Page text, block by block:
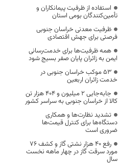
استفاده از ظرفیت پیمانکاران و
تأمین‌کنندگان بومی استان
ظرفیت معدنی خراسان جنوبی
فرصتی برای جهش اقتصادی
همه ظرفیت‌ها برای خدمت‌رسانی
ایمن به زائران پایان صفر بسیج شود
53 موکب خراسان جنوبی در
خدمت زائران اربعین
جابه‌جایی 2 میلیون و 404 هزار تن
کالا از خراسان جنوبی به سراسر کشور
تشدید نظارت‌ها و همکاری
دستگاه‌ها برای کنترل قیمت‌ها
ضروری است
رفع 40 هزار نشتی گاز و کشف 76
مورد سرقت گاز در چهار ماهه نخست
سال